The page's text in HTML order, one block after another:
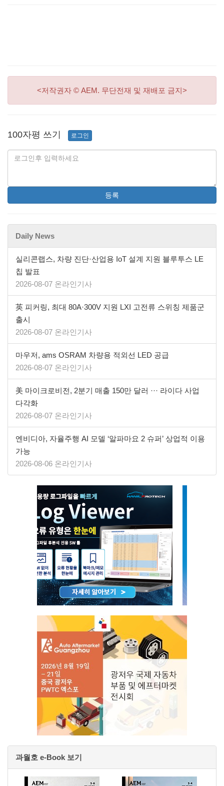
<저작권자 © AEM. 무단전재 및 재배포 금지>
100자평 쓰기 로그인
등록
Daily News
실리콘랩스, 차량 진단·산업용 IoT 설계 지원 블루투스 LE
칩 발표
2026-08-07 온라인기사
英 피커링, 최대 80A·300V 지원 LXI 고전류 스위칭 제품군
출시
2026-08-07 온라인기사
마우저, ams OSRAM 차량용 적외선 LED 공급
2026-08-07 온라인기사
美 마이크로비전, 2분기 매출 150만 달러 ··· 라이다 사업
다각화
2026-08-07 온라인기사
엔비디아, 자율주행 AI 모델 ‘알파마요 2 슈퍼’ 상업적 이용
가능
2026-08-06 온라인기사
과월호 e-Book 보기